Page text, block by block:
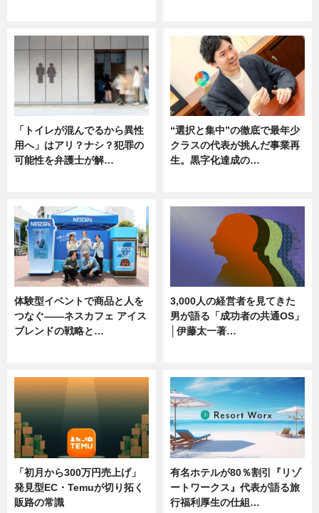
「トイレが混んでるから異性
用へ」はアリ？ナシ？犯罪の
可能性を弁護士が解…
“選択と集中”の徹底で最年少
クラスの代表が挑んだ事業再
生。黒字化達成の…
体験型イベントで商品と人を
つなぐ――ネスカフェ アイス
ブレンドの戦略と…
3,000人の経営者を見てきた
男が語る「成功者の共通OS」
│伊藤太一著…
「初月から300万円売上げ」
発見型EC・Temuが切り拓く
販路の常識
有名ホテルが80％割引『リゾ
ートワークス』代表が語る旅
行福利厚生の仕組…